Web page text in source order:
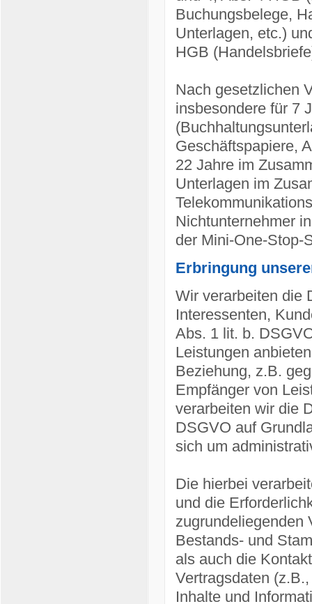
Buchungsbelege,
Unterlagen, etc.)
HGB
Nach gesetzlichen
insbesondere für 7
Geschäftspapiere,
22 Jahre im
Unterlagen im
Nichtunternehmer
der Mini-One-Stop-
Erbringung
Wir verarbeiten die
Interessenten,
Abs. 1 lit. b.
Leistungen
Beziehung, z.B.
Empfänger von
verarbeiten wir die
DSGVO auf
sich um
Die hierbei
und die
zugrundeliegenden
Bestands- und
als auch die
Vertragsdaten
Inhalte und